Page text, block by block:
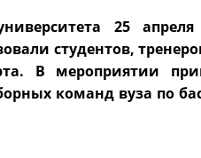
25
студентов,
В мероприятии
команд вуза по